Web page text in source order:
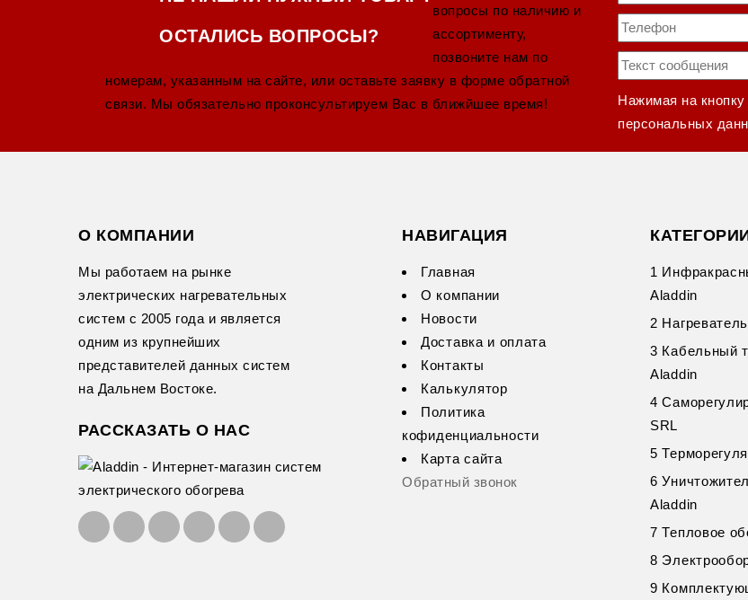
ОСТАЛИСЬ ВОПРОСЫ?
вопросы по наличию и
ассортименту,
позвоните нам по
номерам, указанным на сайте, или оставьте заявку в форме обратной
связи. Мы обязательно проконсультируем Вас в ближйшее время!
Нажимая на
персональных
О КОМПАНИИ
Мы работаем на рынке
электрических нагревательных
систем с 2005 года и является
одним из крупнейших
представителей данных систем
на Дальнем Востоке.
РАССКАЗАТЬ О НАС
НАВИГАЦИЯ
Главная
О компании
Новости
Доставка и оплата
Контакты
Калькулятор
Политика
кофиденциальности
Карта сайта
Обратный звонок
1
Aladdin
2
3 Кабельный
Aladdin
4
SRL
5
6
Aladdin
7 Тепловое
8
9